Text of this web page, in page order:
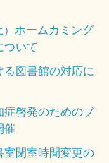
ホームカミング
ついて
図書館の対応に
症啓発のためのブ
催
室閉室時間変更の